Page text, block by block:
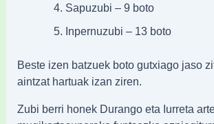
Sapuzubi – 9 boto
Inpernuzubi – 13 boto
Beste izen batzuek boto gutxiago jaso
aintzat hartuak izan ziren.
Zubi berri honek Durango eta Iurreta